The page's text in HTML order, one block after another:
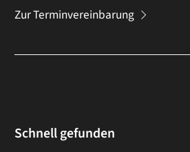
Zur Terminvereinbarung
Schnell gefunden